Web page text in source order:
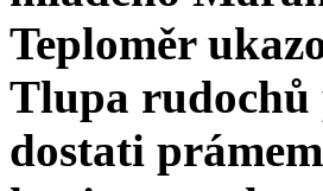
Teploměr
Tlupa rudochů
dostati